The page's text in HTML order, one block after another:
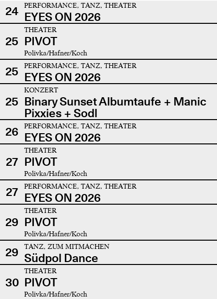
24 PERFORMANCE, TANZ, THEATER
EYES ON 2026
25
THEATER
PIVOT
Polivka/Hafner/Koch
25 PERFORMANCE, TANZ, THEATER
EYES ON 2026
25
KONZERT
Binary Sunset Albumtaufe + Manic
Pixxies + Sodl
26
PERFORMANCE, TANZ, THEATER
EYES ON 2026
27
THEATER
PIVOT
Polivka/Hafner/Koch
27 PERFORMANCE, TANZ, THEATER
EYES ON 2026
29
THEATER
PIVOT
Polivka/Hafner/Koch
29 TANZ, ZUM MITMACHEN
Südpol Dance
30
THEATER
PIVOT
Polivka/Hafner/Koch